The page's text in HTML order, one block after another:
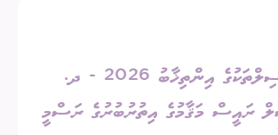
ލޯކަލް ކައުންސިލްތަކުގެ އިންތިޚާބު 2026 - ދ.
ރައީސް މަޤާމުގެ އިތުރުބުރުގެ ރަސްމީ